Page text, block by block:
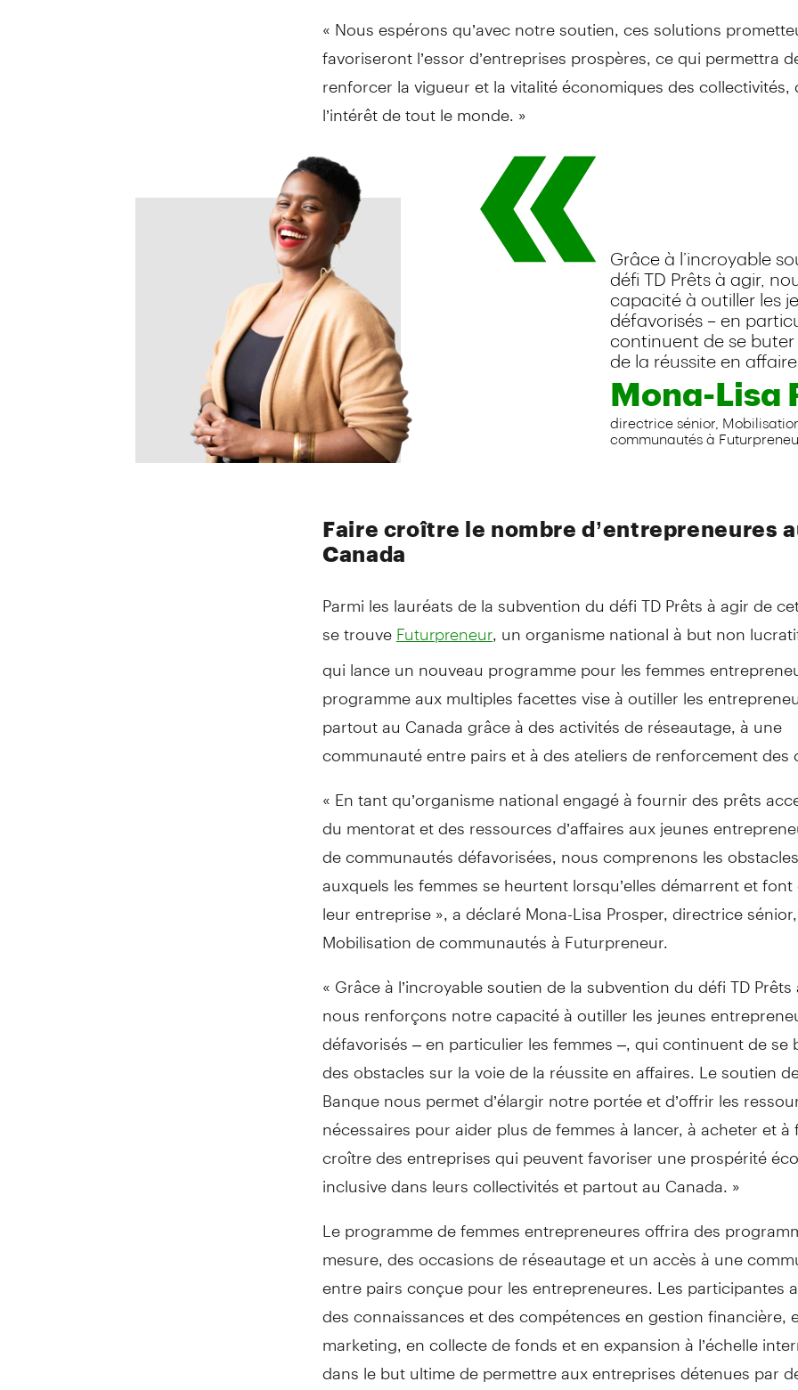
« Nous espérons qu’avec notre soutien, ces solutions
favoriseront l’essor d’entreprises prospères, ce qui permettra
renforcer la vigueur et la vitalité économiques des collectivités,
l’intérêt de tout le monde. »
Faire croître le nombre d’entrepreneures
Canada
Parmi les lauréats de la subvention du défi TD Prêts à agir de
se trouve Futurpreneur , un organisme national à but non
qui lance un nouveau programme pour les femmes
programme aux multiples facettes vise à outiller les
partout au Canada grâce à des activités de réseautage, à une
communauté entre pairs et à des ateliers de renforcement des
« En tant qu’organisme national engagé à fournir des prêts
du mentorat et des ressources d’affaires aux jeunes
de communautés défavorisées, nous comprenons les
auxquels les femmes se heurtent lorsqu’elles démarrent et
leur entreprise », a déclaré Mona-Lisa Prosper, directrice sénior,
Mobilisation de communautés à Futurpreneur.
« Grâce à l’incroyable soutien de la subvention du défi TD
nous renforçons notre capacité à outiller les jeunes
défavorisés – en particulier les femmes –, qui continuent de se
des obstacles sur la voie de la réussite en affaires. Le soutien
Banque nous permet d’élargir notre portée et d’offrir les
nécessaires pour aider plus de femmes à lancer, à acheter et à
croître des entreprises qui peuvent favoriser une prospérité
inclusive dans leurs collectivités et partout au Canada. »
Le programme de femmes entrepreneures offrira des
mesure, des occasions de réseautage et un accès à une
entre pairs conçue pour les entrepreneures. Les participantes
des connaissances et des compétences en gestion financière,
marketing, en collecte de fonds et en expansion à l’échelle
dans le but ultime de permettre aux entreprises détenues par